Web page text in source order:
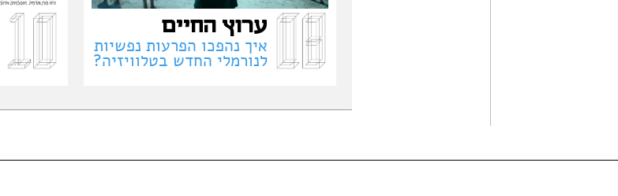
ערוץ החיים
איך נהפכו הפרעות נפשיות
לנורמלי החדש בטלוויזיה?